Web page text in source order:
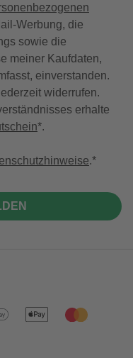
Werbung, die
sowie die
meiner Kaufdaten,
einverstanden.
widerrufen.
erhalte
*.
.